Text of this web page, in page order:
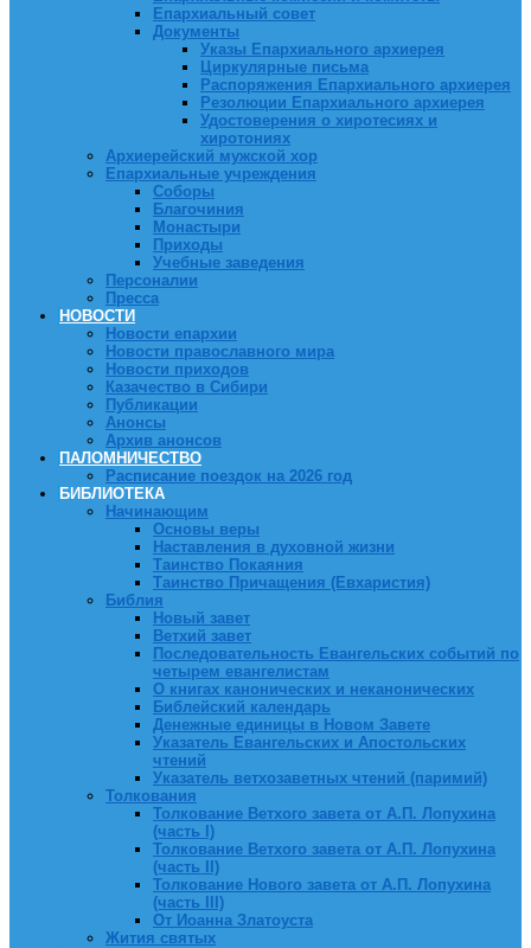
Епархиальный совет
Документы
Указы Епархиального архиерея
Циркулярные письма
Распоряжения Епархиального архиерея
Резолюции Епархиального архиерея
Удостоверения о хиротесиях и
хиротониях
Архиерейский мужской хор
Епархиальные учреждения
Соборы
Благочиния
Монастыри
Приходы
Учебные заведения
Персоналии
Пресса
НОВОСТИ
Новости епархии
Новости православного мира
Новости приходов
Казачество в Сибири
Публикации
Анонсы
Архив анонсов
ПАЛОМНИЧЕСТВО
Расписание поездок на 2026 год
БИБЛИОТЕКА
Начинающим
Основы веры
Наставления в духовной жизни
Таинство Покаяния
Таинство Причащения (Евхаристия)
Библия
Новый завет
Ветхий завет
Последовательность Евангельских событий по
четырем евангелистам
О книгах канонических и неканонических
Библейский календарь
Денежные единицы в Новом Завете
Указатель Евангельских и Апостольских
чтений
Указатель ветхозаветных чтений (паримий)
Толкования
Толкование Ветхого завета от А.П. Лопухина
(часть I)
Толкование Ветхого завета от А.П. Лопухина
(часть II)
Толкование Нового завета от А.П. Лопухина
(часть III)
От Иоанна Златоуста
Жития святых